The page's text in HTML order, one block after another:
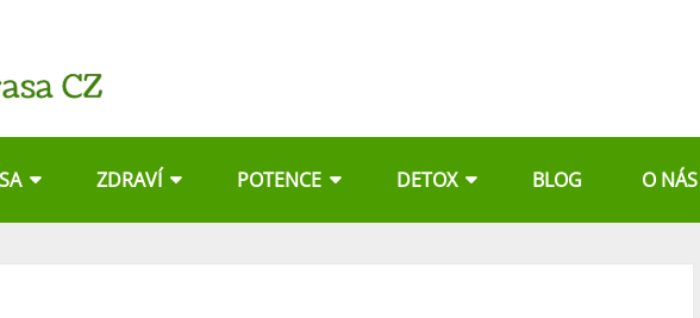
ZDRAVÍ POTENCE DETOX BLOG O NÁS